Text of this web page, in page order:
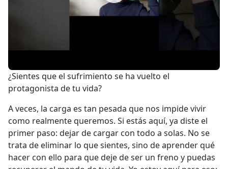
¿Sientes que el sufrimiento se ha vuelto el
protagonista de tu vida?
A veces, la carga es tan pesada que nos impide vivir
como realmente queremos. Si estás aquí, ya diste el
primer paso: dejar de cargar con todo a solas. No se
trata de eliminar lo que sientes, sino de aprender qué
hacer con ello para que deje de ser un freno y puedas